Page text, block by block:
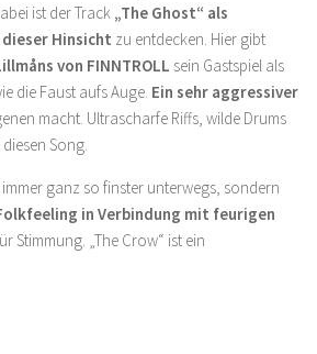
ist der Track „The Ghost“ als
Hinsicht zu entdecken. Hier gibt
von FINNTROLL sein Gastspiel als
die Faust aufs Auge. Ein sehr aggressiver
macht. Ultrascharfe Riffs, wilde Drums
Song.
ganz so finster unterwegs, sondern
in Verbindung mit feurigen
Stimmung. „The Crow“ ist ein